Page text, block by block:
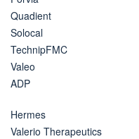
Quadient
Solocal
TechnipFMC
Valeo
ADP
Hermes
Valerio Therapeutics